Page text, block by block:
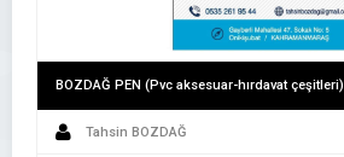
BOZDAĞ PEN (Pvc aksesuar-hırdavat çeşitleri)
Tahsin BOZDAĞ